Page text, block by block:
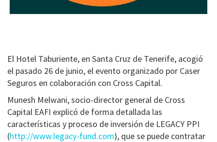
El Hotel Taburiente, en Santa Cruz de Tenerife, acogió
el pasado 26 de junio, el evento organizado por Caser
Seguros en colaboración con Cross Capital.
Munesh Melwani, socio-director general de Cross
Capital EAFI explicó de forma detallada las
características y proceso de inversión de LEGACY PPI
(http://www.legacy-fund.com), que se puede contratar